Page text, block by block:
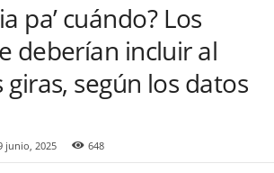
pa’ cuándo? Los
deberían incluir al
giras, según los datos
junio, 2025 648